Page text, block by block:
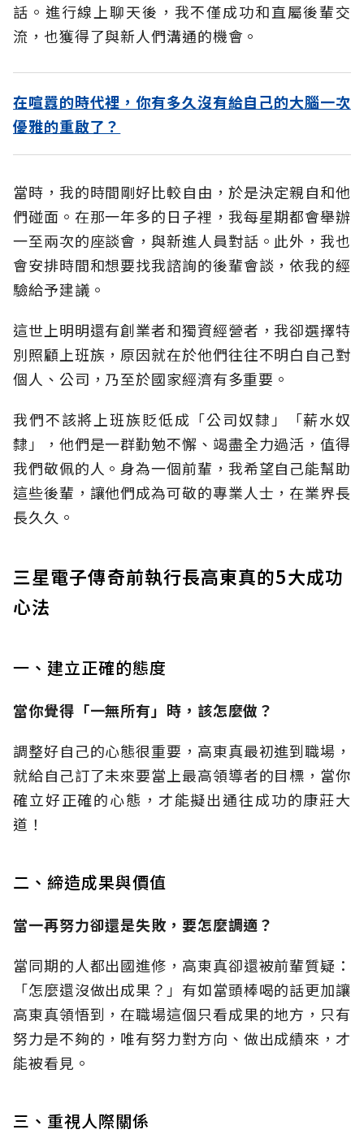
話。進行線上聊天後，我不僅成功和直屬後輩交
流，也獲得了與新人們溝通的機會。
在喧囂的時代裡，你有多久沒有給自己的大腦一次
優雅的重啟了？
當時，我的時間剛好比較自由，於是決定親自和他
們碰面。在那一年多的日子裡，我每星期都會舉辦
一至兩次的座談會，與新進人員對話。此外，我也
會安排時間和想要找我諮詢的後輩會談，依我的經
驗給予建議。
這世上明明還有創業者和獨資經營者，我卻選擇特
別照顧上班族，原因就在於他們往往不明白自己對
個人、公司，乃至於國家經濟有多重要。
我們不該將上班族貶低成「公司奴隸」「薪水奴
隸」，他們是一群勤勉不懈、竭盡全力過活，值得
我們敬佩的人。身為一個前輩，我希望自己能幫助
這些後輩，讓他們成為可敬的專業人士，在業界長
長久久。
三星電子傳奇前執行長高東真的5大成功
心法
一、建立正確的態度
當你覺得「一無所有」時，該怎麼做？
調整好自己的心態很重要，高東真最初進到職場，
就給自己訂了未來要當上最高領導者的目標，當你
確立好正確的心態，才能擬出通往成功的康莊大
道！
二、締造成果與價值
當一再努力卻還是失敗，要怎麼調適？
當同期的人都出國進修，高東真卻還被前輩質疑：
「怎麼還沒做出成果？」有如當頭棒喝的話更加讓
高東真領悟到，在職場這個只看成果的地方，只有
努力是不夠的，唯有努力對方向、做出成績來，才
能被看見。
三、重視人際關係